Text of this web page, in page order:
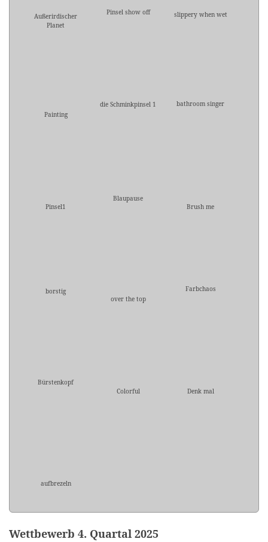
Außerirdischer
Planet
Pinsel show off slippery when wet
Painting
die Schminkpinsel 1 bathroom singer
Pinsel1
Blaupause
Brush me
borstig
over the top
Farbchaos
Bürstenkopf
Colorful
Denk mal
aufbrezeln
Wettbewerb 4. Quartal 2025